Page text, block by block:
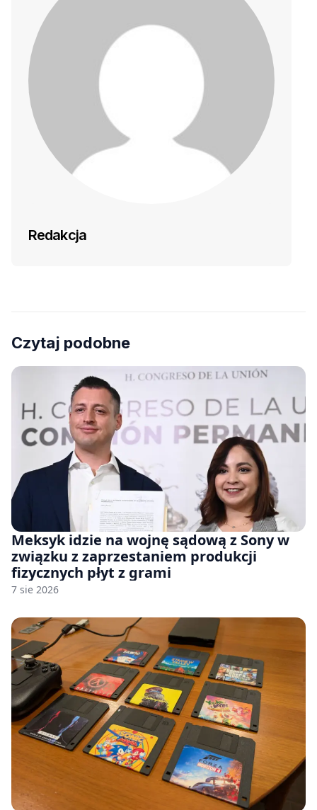
Redakcja
Czytaj podobne
Meksyk idzie na wojnę sądową z Sony w
związku z zaprzestaniem produkcji
fizycznych płyt z grami
7 sie 2026